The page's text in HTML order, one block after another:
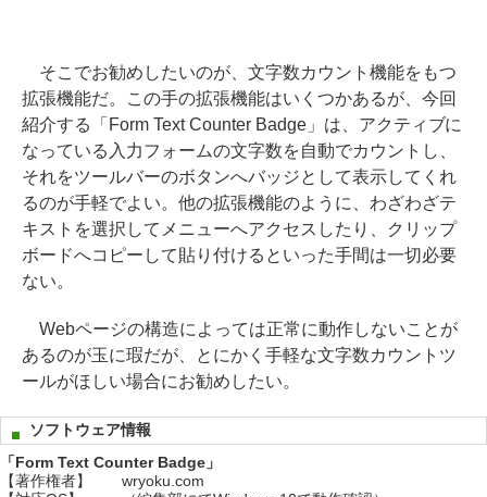
そこでお勧めしたいのが、文字数カウント機能をもつ
拡張機能だ。この手の拡張機能はいくつかあるが、今回
紹介する「Form Text Counter Badge」は、アクティブに
なっている入力フォームの文字数を自動でカウントし、
それをツールバーのボタンへバッジとして表示してくれ
るのが手軽でよい。他の拡張機能のように、わざわざテ
キストを選択してメニューへアクセスしたり、クリップ
ボードへコピーして貼り付けるといった手間は一切必要
ない。
Webページの構造によっては正常に動作しないことが
あるのが玉に瑕だが、とにかく手軽な文字数カウントツ
ールがほしい場合にお勧めしたい。
ソフトウェア情報
「Form Text Counter Badge」
【著作権者】
wryoku.com